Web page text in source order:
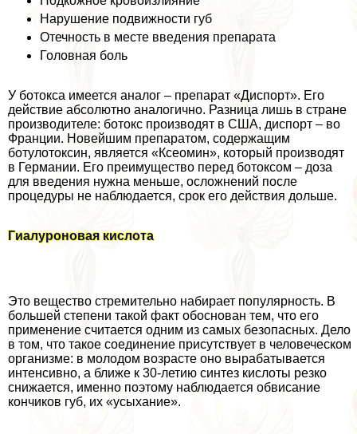
Нарушение подвижности губ
Отечность в месте введения препарата
Головная боль
У ботокса имеется аналог – препарат «Диспорт». Его
действие абсолютно аналогично. Разница лишь в стране
производителе: ботокс производят в США, диспорт – во
Франции. Новейшим препаратом, содержащим
ботулотоксин, является «Ксеомин», который производят
в Германии. Его преимущество перед ботоксом – доза
для введения нужна меньше, осложнений после
процедуры не наблюдается, срок его действия дольше.
Гиалуроновая кислота
Это вещество стремительно набирает популярность. В
большей степени такой факт обоснован тем, что его
применение считается одним из самых безопасных. Дело
в том, что такое соединение присутствует в человеческом
организме: в молодом возрасте оно выpaбатывается
интенсивно, а ближе к 30-летию синтез кислоты резко
снижается, именно поэтому наблюдается обвисание
кончиков губ, их «усыхание».